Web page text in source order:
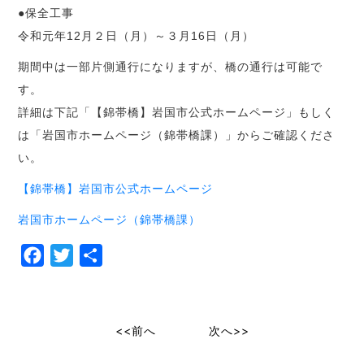
●保全工事
令和元年12月２日（月）～３月16日（月）
期間中は一部片側通行になりますが、橋の通行は可能で
す。
詳細は下記「【錦帯橋】岩国市公式ホームページ」もしく
は「岩国市ホームページ（錦帯橋課）」からご確認くださ
い。
【錦帯橋】岩国市公式ホームページ
岩国市ホームページ（錦帯橋課）
Facebook
Twitter
<<前へ 次へ>>